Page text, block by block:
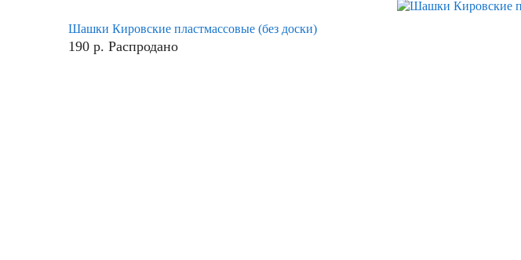
Шашки Кировские пластмассовые (без доски)
190 р. Распродано